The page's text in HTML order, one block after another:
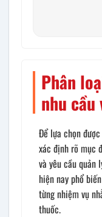
Phân
nhu cầu
Để lựa chọn
xác định rõ mục
và yêu cầu quản
hiện nay phổ
từng nhiệm vụ
thuốc.